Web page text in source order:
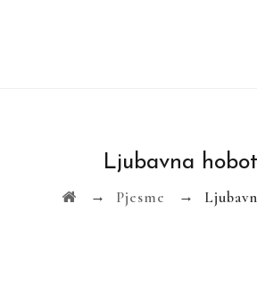
Ljubavna
→ Pjesme →